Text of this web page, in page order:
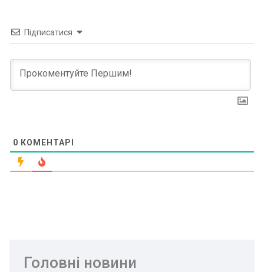
Підписатися
0 КОМЕНТАРІ
Головні новини